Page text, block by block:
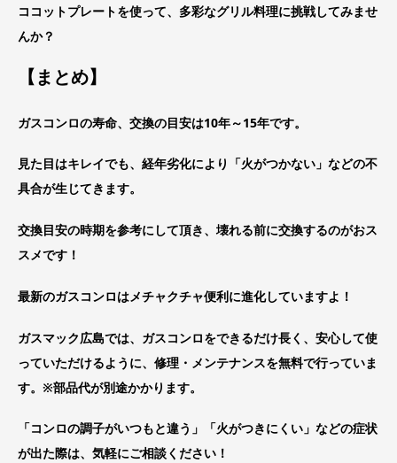
ココットプレートを使って、多彩なグリル料理に挑戦してみませ
んか？
【まとめ】
ガスコンロの寿命、交換の目安は10年～15年です。
見た目はキレイでも、経年劣化により「火がつかない」などの不
具合が生じてきます。
交換目安の時期を参考にして頂き、壊れる前に交換するのがおス
スメです！
最新のガスコンロはメチャクチャ便利に進化していますよ！
ガスマック広島では、ガスコンロをできるだけ長く、安心して使
っていただけるように、修理・メンテナンスを無料で行っていま
す。※部品代が別途かかります。
「コンロの調子がいつもと違う」「火がつきにくい」などの症状
が出た際は、気軽にご相談ください！